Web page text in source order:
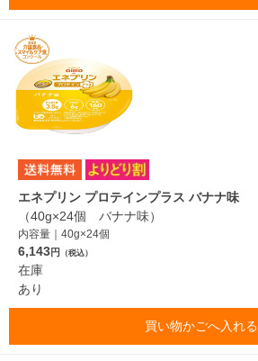
エネプリン プロテインプラス バナナ味
（40g×24個 バナナ味）
内容量｜40g×24個
6,143円 （税込）
在庫
あり
買い物かごへ入れる